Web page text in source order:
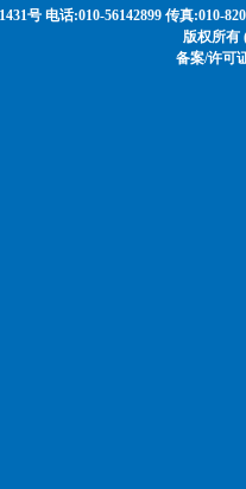
号 电话:010-56142899 传真:010-
版权所有
备案/许可